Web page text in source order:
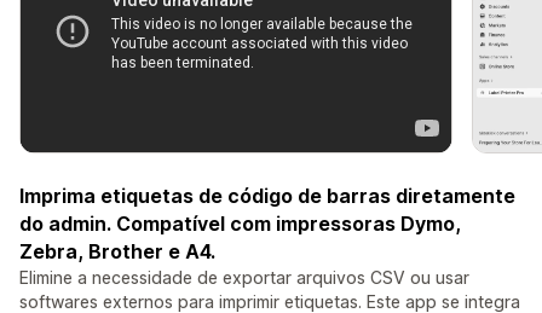
Imprima etiquetas de código de barras diretamente
do admin. Compatível com impressoras Dymo,
Zebra, Brother e A4.
Elimine a necessidade de exportar arquivos CSV ou usar
softwares externos para imprimir etiquetas. Este app se integra